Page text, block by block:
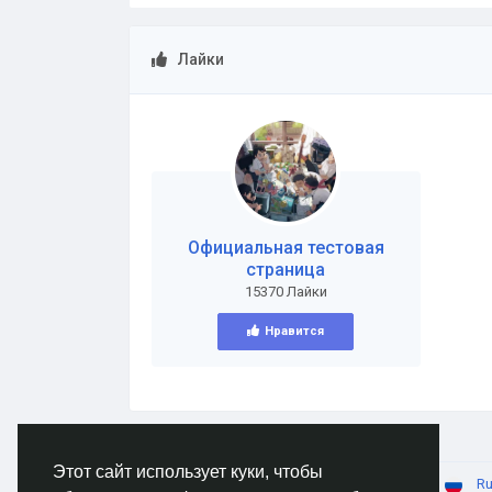
Этот сайт использует куки, чтобы
Лайки
Официальная тестовая
страница
15370 Лайки
Нравится
© 2026 AnimeSocial.SU - Первая аниме сеть!